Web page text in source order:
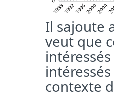
Il sajoute
veut que
contexte